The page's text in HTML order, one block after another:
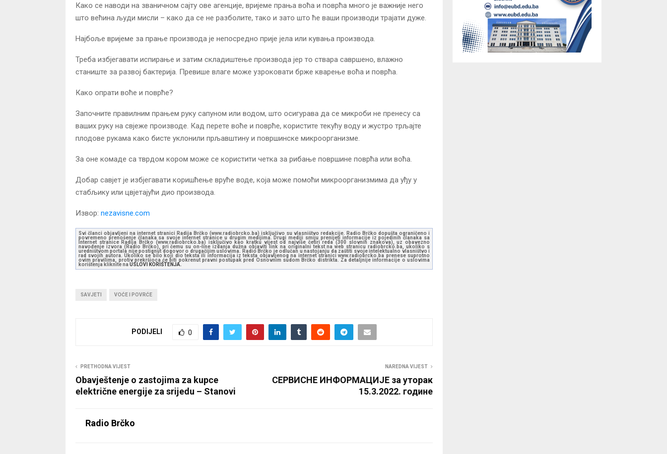
Како се наводи на званичном сајту ове агенције, вријеме прања воћа и поврћа много је важније него
што већина људи мисли – како да се не разболите, тако и зато што ће ваши производи трајати дуже.
Најбоље вријеме за прање производа је непосредно прије јела или кувања производа.
Треба избјегавати испирање и затим складиштење производа јер то ствара савршено, влажно
станиште за развој бактерија. Превише влаге може узроковати брже кварење воћа и поврћа.
Како опрати воће и поврће?
Започните правилним прањем руку сапуном или водом, што осигурава да се микроби не пренесу са
ваших руку на свјеже производе. Кад перете воће и поврће, користите текућу воду и жустро трљајте
плодове рукама како бисте уклонили прљавштину и површинске микроорганизме.
За оне комаде са тврдом кором може се користити четка за рибање површине поврћа или воћа.
Добар савјет је избјегавати коришћење вруће воде, која може помоћи микроорганизмима да уђу у
стабљику или цвјетајући дио производа.
Извор: nezavisne.com
Svi članci objavljeni na internet stranici Radija Brčko (www.radiobrcko.ba) isključivo su vlasništvo redakcije. Radio Brčko dopušta ograničeno i
povremeno prenošenje članaka sa svoje internet stranice u drugim medijima. Drugi mediji smiju prenijeti informacije iz pojedinih članaka sa
Internet stranice Radija Brčko (www.radiobrcko.ba) isključivo kao kratku vijest od najviše četiri reda (300 slovnih znakova), uz obavezno
navođenje izvora (Radio Brčko), pri čemu su on-line izdanja dužna objaviti link na originalni tekst na web stranicu radiobrcko.ba, ukoliko s
uredništvom portala nije postignut dogovor o drugačijim uslovima. Radio Brčko je odlučan u nastojanju da zaštiti svoje intelektualno vlasništvo i
rad svojih autora. Ukoliko se bilo koji dio teksta ili informacija iz teksta objavljenog na internet stranici www.radiobrcko.ba prenese suprotno
ovim pravilima, protiv prekršioca će biti pokrenut pravni postupak pred Osnovnim sudom Brčko distrikta. Za detaljnije informacije o uslovima
korištenja kliknite na USLOVI KORIŠTENJA.
SAVJETI VOĆE I POVRĆE
PODIJELI 0
PRETHODNA VIJEST
Obavještenje o zastojima za kupce
električne energije za srijedu – Stanovi
NAREDNA VIJEST
СЕРВИСНЕ ИНФОРМАЦИЈЕ за уторак
15.3.2022. године
Radio Brčko